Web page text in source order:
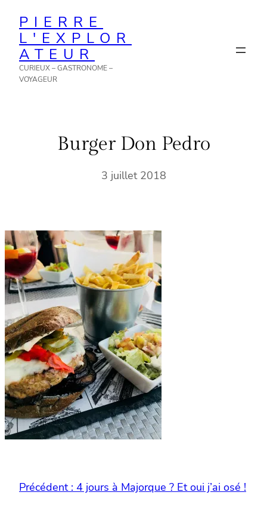
contenu
PIERRE
L'EXPLOR
ATEUR
CURIEUX – GASTRONOME –
VOYAGEUR
Burger Don Pedro
3 juillet 2018
Précédent : 4 jours à Majorque ? Et oui j’ai osé !